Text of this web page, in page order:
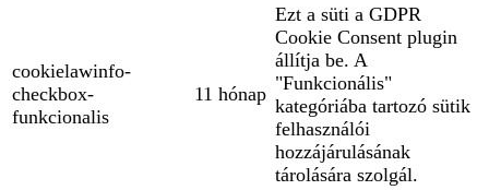
cookielawinfo-
checkbox-
funkcionalis
11 hónap
Ezt a süti a GDPR
Cookie Consent plugin
állítja be. A
"Funkcionális"
kategóriába tartozó sütik
felhasználói
hozzájárulásának
tárolására szolgál.